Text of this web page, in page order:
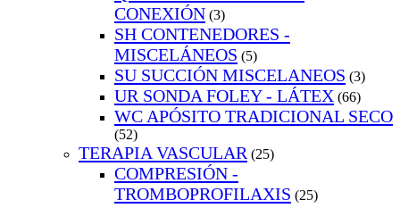
CONEXIÓN (3)
SH CONTENEDORES -
MISCELÁNEOS (5)
SU SUCCIÓN MISCELANEOS (3)
UR SONDA FOLEY - LÁTEX (66)
WC APÓSITO TRADICIONAL SECO
(52)
TERAPIA VASCULAR (25)
COMPRESIÓN -
TROMBOPROFILAXIS (25)